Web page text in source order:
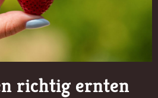
richtig ernten